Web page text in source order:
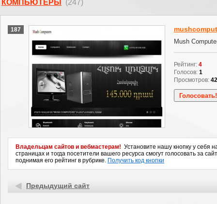
КОМПЬЮТЕРЫ (247)
187
Mush
Рейтинг: 4
Голосов: 1
Просмотров:
Владельцам сайтов и вебмастерам! Установите нашу кнопку у себя
страницах и тогда посетители вашего ресурса смогут голосовать за
поднимая его рейтинг в рубрике. Получить код кнопки
Предыдущий сайт